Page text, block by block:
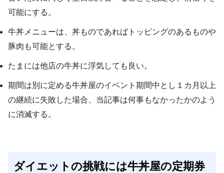
可能にする。
牛丼メニューは、丼ものであればトッピングのあるものや
豚肉も可能とする。
たまには他店の牛丼に浮気しても良い。
期間は別に定める牛丼屋のイベント期間中とし１カ月以上
の継続に失敗した場合、当記事は何事もなかったかのよう
に消滅する。
ダイエットの挑戦には牛丼屋の定期券